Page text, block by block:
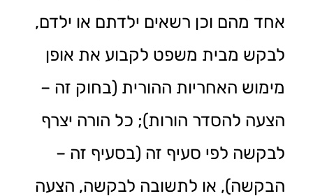
אחד מהם וכן רשאים ילדתם או ילדם,
לבקש מבית משפט לקבוע את אופן
מימוש האחריות ההורית (בחוק זה –
הצעה להסדר הורות); כל הורה יצרף
לבקשה לפי סעיף זה (בסעיף זה –
הבקשה), או לתשובה לבקשה, הצעה